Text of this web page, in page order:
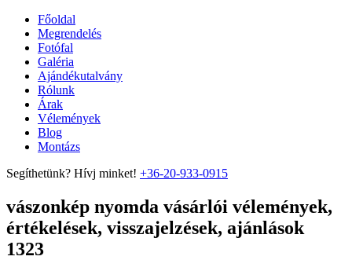
Főoldal
Megrendelés
Fotófal
Galéria
Ajándékutalvány
Rólunk
Árak
Vélemények
Blog
Montázs
Segíthetünk? Hívj minket! +36-20-933-0915
vászonkép nyomda vásárlói vélemények,
értékelések, visszajelzések, ajánlások
1323